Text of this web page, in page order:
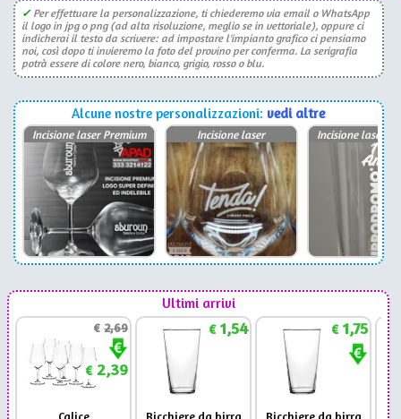
✓Per effettuare la personalizzazione, ti chiederemo via email o WhatsApp
il logo in jpg o png (ad alta risoluzione, meglio se in vettoriale), oppure ci
indicherai il testo da scrivere: ad impostare l'impianto grafico ci pensiamo
noi, così dopo ti invieremo la foto del provino per conferma. La serigrafia
potrà essere di colore nero, bianco, grigio, rosso o blu.
Alcune nostre personalizzazioni: vedi altre
Incisione laser Premium Incisione laser Incisione laser
Ultimi arrivi
€2,69
€2,39
Calice
€1,54
Bicchiere da birra
€1,75
Bicchiere da birra